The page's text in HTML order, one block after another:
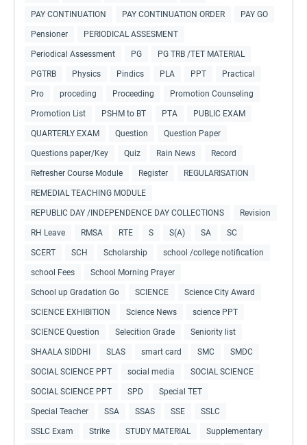
PAY CONTINUATION PAY CONTINUATION ORDER PAY GO
Pensioner PERIODICAL ASSESMENT
Periodical Assessment PG PG TRB /TET MATERIAL
PGTRB Physics Pindics PLA PPT Practical
Pro proceding Proceeding Promotion Counseling
Promotion List PSHM to BT PTA PUBLIC EXAM
QUARTERLY EXAM Question Question Paper
Questions paper/Key Quiz Rain News Record
Refresher Course Module Register REGULARISATION
REMEDIAL TEACHING MODULE
REPUBLIC DAY /INDEPENDENCE DAY COLLECTIONS Revision
RH Leave RMSA RTE S S(A) SA SC
SCERT SCH Scholarship school /college notification
school Fees School Morning Prayer
School up Gradation Go SCIENCE Science City Award
SCIENCE EXHIBITION Science News science PPT
SCIENCE Question Selecition Grade Seniority list
SHAALA SIDDHI SLAS smart card SMC SMDC
SOCIAL SCIENCE PPT social media SOCIAL SCIENCE
SOCIAL SCIENCE PPT SPD Special TET
Special Teacher SSA SSAS SSE SSLC
SSLC Exam Strike STUDY MATERIAL Supplementary